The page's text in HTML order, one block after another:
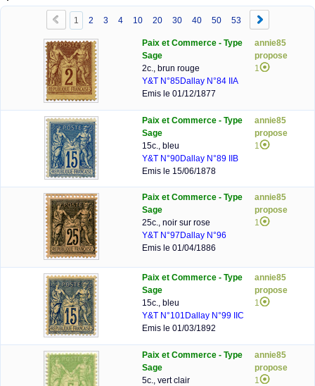
1 2 3 4 10 20 30 40 50 53
Paix et Commerce - Type
Sage
2c., brun rouge
Y&T N°85Dallay N°84 IIA
Emis le 01/12/1877
annie85
propose
1
Paix et Commerce - Type
Sage
15c., bleu
Y&T N°90Dallay N°89 IIB
Emis le 15/06/1878
annie85
propose
1
Paix et Commerce - Type
Sage
25c., noir sur rose
Y&T N°97 Dallay N°96
Emis le 01/04/1886
annie85
propose
1
Paix et Commerce - Type
Sage
15c., bleu
Y&T N°101 Dallay N°99 IIC
Emis le 01/03/1892
annie85
propose
1
Paix et Commerce - Type
Sage
5c., vert clair
annie85
propose
1